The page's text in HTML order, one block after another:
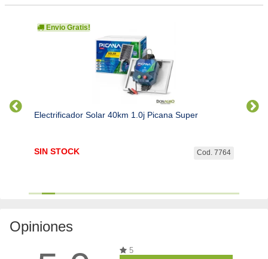
Envio Gratis!
Electrificador Solar 40km 1.0j Picana Super
Cod. 7764
SIN STOCK
Opiniones
5